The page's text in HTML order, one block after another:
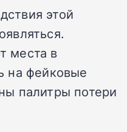
этой
места в
на фейковые
палитры потери